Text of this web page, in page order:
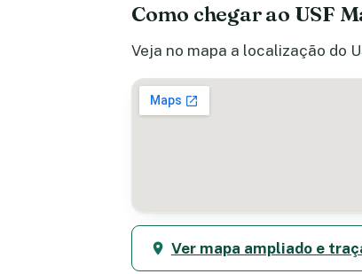
Como chegar ao USF
Veja no mapa a localização do
Ver mapa ampliado e